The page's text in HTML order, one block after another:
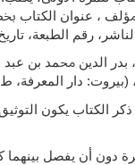
، ﻋﻨﻮﺍﻥ ﺍﻟﻜﺘﺎﺏ
ﺑﺪﺭ ﺍﻟﺪﻳﻦ ﳏﻤﺪ ﺑﻦ